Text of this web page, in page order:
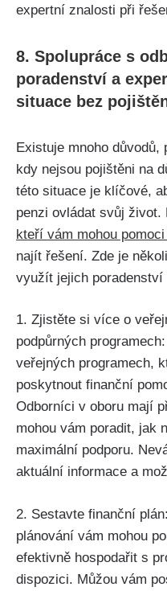
8. Spolupráce s
poradenství a
situace bez
Existuje mnoho
kdy nejsou pojištěni na
této situace je klíčové,
penzi ovládat svůj
kteří vám mohou
najít řešení. Zde je
využít jejich
1. Zjistěte si více o
podpůrných
veřejných programech,
poskytnout finanční
Odborníci v oboru mají
mohou vám poradit, jak
maximální podporu.
aktuální informace a
2. Sestavte finanční
plánování vám mohou
efektivně hospodařit s
dispozici. Můžou vám